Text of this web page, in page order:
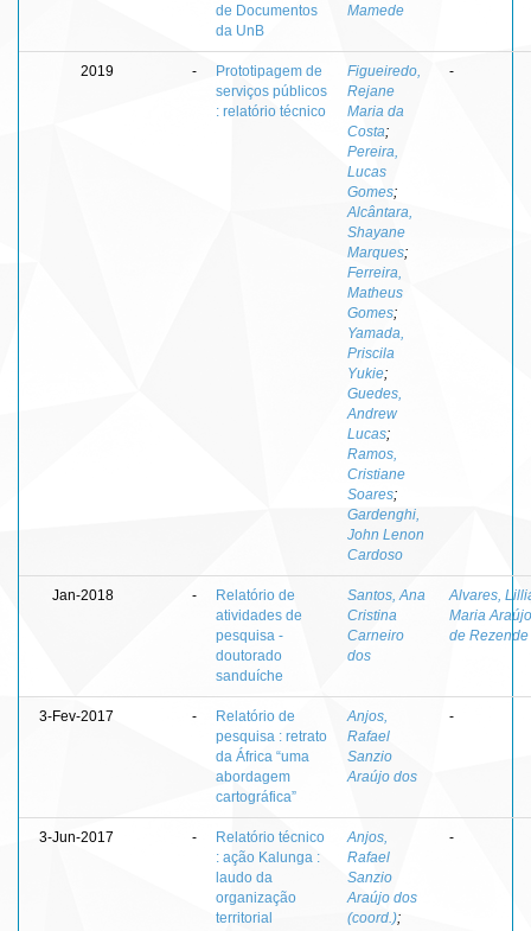
de Documentos
da UnB
Mamede
2019 -
Prototipagem de
serviços públicos
: relatório técnico
Figueiredo,
Rejane
Maria da
Costa;
Pereira,
Lucas
Gomes;
Alcântara,
Shayane
Marques;
Ferreira,
Matheus
Gomes;
Yamada,
Priscila
Yukie;
Guedes,
Andrew
Lucas;
Ramos,
Cristiane
Soares;
Gardenghi,
John Lenon
Cardoso
-
Jan-2018 -
Relatório de
atividades de
pesquisa -
doutorado
sanduíche
Santos, Ana
Cristina
Carneiro
dos
Alvares,
Maria Araújo
de Rezende
3-Fev-2017 -
Relatório de
pesquisa : retrato
da África “uma
abordagem
cartográfica”
Anjos,
Rafael
Sanzio
Araújo dos
-
3-Jun-2017 -
Relatório técnico
: ação Kalunga :
laudo da
organização
territorial
Anjos,
Rafael
Sanzio
Araújo dos
(coord.);
-